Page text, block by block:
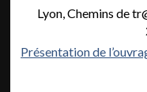
Lyon, Chemins de
Présentation de